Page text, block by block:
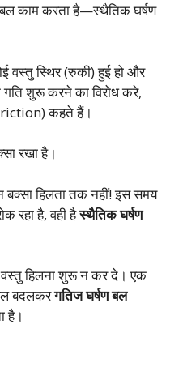
काम करता है—स्थैतिक घर्षण
वस्तु स्थिर (रुकी) हुई हो और
शुरू करने का विरोध करे,
कहते हैं।
रखा है।
बक्सा हिलता तक नहीं! इस समय
रहा है, वही हैस्थैतिक घर्षण
हिलना शुरू न कर दे। एक
बदलकरगतिज घर्षण बल
है।